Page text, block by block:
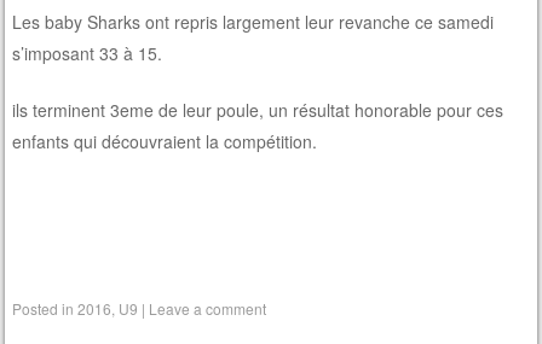
Les baby Sharks ont repris largement leur revanche ce samedi
s’imposant 33 à 15.
ils terminent 3eme de leur poule, un résultat honorable pour ces
enfants qui découvraient la compétition.
Posted in2016 U9 | Leave a comment